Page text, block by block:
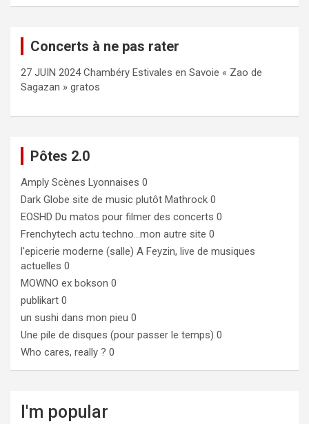
Concerts à ne pas rater
27 JUIN 2024 Chambéry Estivales en Savoie « Zao de
Sagazan » gratos
Pôtes 2.0
Amply Scènes Lyonnaises 0
Dark Globe site de music plutôt Mathrock 0
EOSHD Du matos pour filmer des concerts 0
Frenchytech actu techno…mon autre site 0
l'epicerie moderne (salle) A Feyzin, live de musiques
actuelles 0
MOWNO ex bokson 0
publikart 0
un sushi dans mon pieu 0
Une pile de disques (pour passer le temps) 0
Who cares, really ? 0
I'm popular